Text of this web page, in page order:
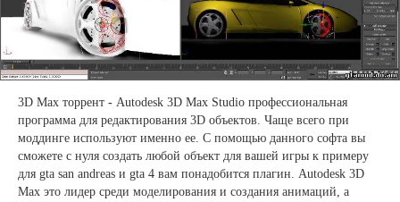
3D Max торрент - Autodesk 3D Max Studio профессиональная
программа для редактирования 3D объектов. Чаще всего при
моддинге используют именно ее. С помощью данного софта вы
сможете с нуля создать любой объект для вашей игры к примеру
для gta san andreas и gta 4 вам понадобится плагин. Autodesk 3D
Max это лидер среди моделирования и создания анимаций, а